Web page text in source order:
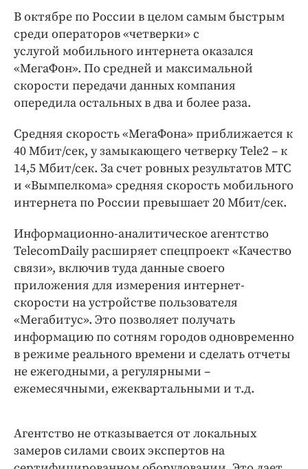
Происшествия
Спорт
Экономика и бизнес
ПРОЕКТЫ
Блоги
Медиаперсона
Интересное чтиво
Клиника года
Бренд года
Работодатель года
В октябре по России в целом самым быстрым
среди операторов «четверки» с
услугой мобильного интернета оказался
«МегаФон». По средней и максимальной
скорости передачи данных компания
опередила остальных в два и более раза.
Средняя скорость «МегаФона» приближается к
40 Мбит/сек, у замыкающего четверку Tele2 – к
14,5 Мбит/сек. За счет ровных результатов МТС
и «Вымпелкома» средняя скорость мобильного
интернета по России превышает 20 Мбит/сек.
Информационно-аналитическое агентство
TelecomDaily расширяет спецпроект «Качество
связи», включив туда данные своего
приложения для измерения интернет-
скорости на устройстве пользователя
«Мегабитус». Это позволяет получать
информацию по сотням городов одновременно
в режиме реального времени и сделать отчеты
не ежегодными, а регулярными –
ежемесячными, ежеквартальными и т.д.
Агентство не отказывается от локальных
замеров силами своих экспертов на